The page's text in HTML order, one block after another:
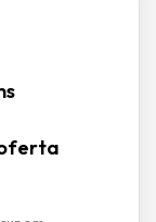
oferta